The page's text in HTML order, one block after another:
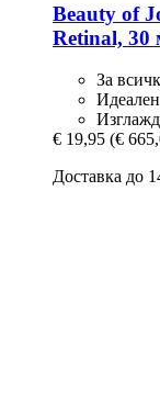
Beauty of
Retinal, 30
За
€ 19,95 (€
Доставка до